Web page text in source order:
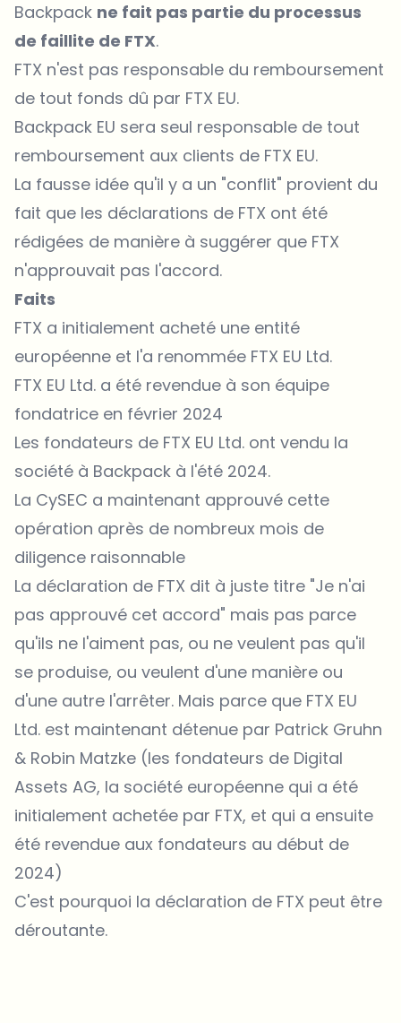
Backpack ne fait pas partie du processus
de faillite de FTX.
FTX n'est pas responsable du remboursement
de tout fonds dû par FTX EU.
Backpack EU sera seul responsable de tout
remboursement aux clients de FTX EU.
La fausse idée qu'il y a un "conflit" provient du
fait que les déclarations de FTX ont été
rédigées de manière à suggérer que FTX
n'approuvait pas l'accord.
Faits
FTX a initialement acheté une entité
européenne et l'a renommée FTX EU Ltd.
FTX EU Ltd. a été revendue à son équipe
fondatrice en février 2024
Les fondateurs de FTX EU Ltd. ont vendu la
société à Backpack à l'été 2024.
La CySEC a maintenant approuvé cette
opération après de nombreux mois de
diligence raisonnable
La déclaration de FTX dit à juste titre "Je n'ai
pas approuvé cet accord" mais pas parce
qu'ils ne l'aiment pas, ou ne veulent pas qu'il
se produise, ou veulent d'une manière ou
d'une autre l'arrêter. Mais parce que FTX EU
Ltd. est maintenant détenue par Patrick Gruhn
& Robin Matzke (les fondateurs de Digital
Assets AG, la société européenne qui a été
initialement achetée par FTX, et qui a ensuite
été revendue aux fondateurs au début de
2024)
C'est pourquoi la déclaration de FTX peut être
déroutante.